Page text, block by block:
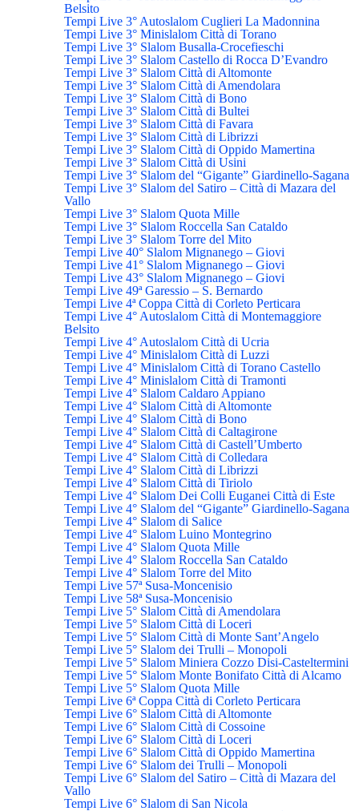
Belsito
Tempi Live 3° Autoslalom Cuglieri La Madonnina
Tempi Live 3° Minislalom Città di Torano
Tempi Live 3° Slalom Busalla-Crocefieschi
Tempi Live 3° Slalom Castello di Rocca D’Evandro
Tempi Live 3° Slalom Città di Altomonte
Tempi Live 3° Slalom Città di Amendolara
Tempi Live 3° Slalom Città di Bono
Tempi Live 3° Slalom Città di Bultei
Tempi Live 3° Slalom Città di Favara
Tempi Live 3° Slalom Città di Librizzi
Tempi Live 3° Slalom Città di Oppido Mamertina
Tempi Live 3° Slalom Città di Usini
Tempi Live 3° Slalom del “Gigante” Giardinello-Sagana
Tempi Live 3° Slalom del Satiro – Città di Mazara del
Vallo
Tempi Live 3° Slalom Quota Mille
Tempi Live 3° Slalom Roccella San Cataldo
Tempi Live 3° Slalom Torre del Mito
Tempi Live 40° Slalom Mignanego – Giovi
Tempi Live 41° Slalom Mignanego – Giovi
Tempi Live 43° Slalom Mignanego – Giovi
Tempi Live 49ª Garessio – S. Bernardo
Tempi Live 4ª Coppa Città di Corleto Perticara
Tempi Live 4° Autoslalom Città di Montemaggiore
Belsito
Tempi Live 4° Autoslalom Città di Ucria
Tempi Live 4° Minislalom Città di Luzzi
Tempi Live 4° Minislalom Città di Torano Castello
Tempi Live 4° Minislalom Città di Tramonti
Tempi Live 4° Slalom Caldaro Appiano
Tempi Live 4° Slalom Città di Altomonte
Tempi Live 4° Slalom Città di Bono
Tempi Live 4° Slalom Città di Caltagirone
Tempi Live 4° Slalom Città di Castell’Umberto
Tempi Live 4° Slalom Città di Colledara
Tempi Live 4° Slalom Città di Librizzi
Tempi Live 4° Slalom Città di Tiriolo
Tempi Live 4° Slalom Dei Colli Euganei Città di Este
Tempi Live 4° Slalom del “Gigante” Giardinello-Sagana
Tempi Live 4° Slalom di Salice
Tempi Live 4° Slalom Luino Montegrino
Tempi Live 4° Slalom Quota Mille
Tempi Live 4° Slalom Roccella San Cataldo
Tempi Live 4° Slalom Torre del Mito
Tempi Live 57ª Susa-Moncenisio
Tempi Live 58ª Susa-Moncenisio
Tempi Live 5° Slalom Città di Amendolara
Tempi Live 5° Slalom Città di Loceri
Tempi Live 5° Slalom Città di Monte Sant’Angelo
Tempi Live 5° Slalom dei Trulli – Monopoli
Tempi Live 5° Slalom Miniera Cozzo Disi-Casteltermini
Tempi Live 5° Slalom Monte Bonifato Città di Alcamo
Tempi Live 5° Slalom Quota Mille
Tempi Live 6ª Coppa Città di Corleto Perticara
Tempi Live 6° Slalom Città di Altomonte
Tempi Live 6° Slalom Città di Cossoine
Tempi Live 6° Slalom Città di Loceri
Tempi Live 6° Slalom Città di Oppido Mamertina
Tempi Live 6° Slalom dei Trulli – Monopoli
Tempi Live 6° Slalom del Satiro – Città di Mazara del
Vallo
Tempi Live 6° Slalom di San Nicola